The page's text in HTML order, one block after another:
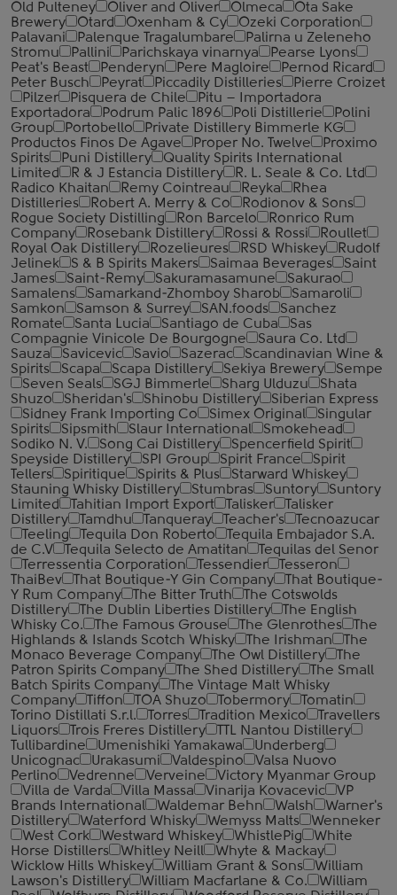
Old Pulteney
Oliver and Oliver Olmeca
Ota Sake
Brewery
Otard Oxenham & Cy
Ozeki Corporation
Palavani
Palenque Tragalumbare
Palirna u Zeleneho
Stromu
Pallini Parichskaya vinarnya
Pearse Lyons
Peat's Beast
Penderyn Pere Magloire
Pernod Ricard
Peter Busch
Peyrat Piccadily Distilleries
Pierre Croizet
Pilzer
Pisquera de Chile
Pitu – Importadora
Exportadora
Podrum Palic 1896 Poli Distillerie
Polini
Group
Portobello
Private Distillery Bimmerle KG
Productos Finos De Agave
Proper No. Twelve
Proximo
Spirits
Puni Distillery
Quality Spirits International
Limited
R & J Estancia Distillery
R. L. Seale & Co. Ltd
Radico Khaitan
Remy Cointreau Reyka
Rhea
Distilleries
Robert A. Merry & Co
Rodionov & Sons
Rogue Society Distilling
Ron Barcelo
Ronrico Rum
Company
Rosebank Distillery Rossi & Rossi
Roullet
Royal Oak Distillery
Rozelieures RSD Whiskey
Rudolf
Jelinek
S & B Spirits Makers Saimaa Beverages
Saint
James
Saint-Remy Sakuramasamune
Sakurao
Samalens
Samarkand-Zhomboy Sharob
Samaroli
Samkon
Samson & Surrey SAN.foods
Sanchez
Romate
Santa Lucia Santiago de Cuba
Sas
Compagnie Vinicole De Bourgogne
Saura Co. Ltd
Sauza
Savicevic Savio Sazerac
Scandinavian Wine &
Spirits
Scapa Scapa Distillery Sekiya Brewery
Sempe
Seven Seals
SGJ Bimmerle Sharg Ulduzu
Shata
Shuzo
Sheridan's Shinobu Distillery
Siberian Express
Sidney Frank Importing Co
Simex Original
Singular
Spirits
Sipsmith Slaur International
Smokehead
Sodiko N. V.
Song Cai Distillery
Spencerfield Spirit
Speyside Distillery
SPI Group Spirit France
Spirit
Tellers
Spiritique Spirits & Plus
Starward Whiskey
Stauning Whisky Distillery
Stumbras Suntory
Suntory
Limited
Tahitian Import Export Talisker
Talisker
Distillery
Tamdhu Tanqueray Teacher's
Tecnoazucar
Teeling
Tequila Don Roberto
Tequila Embajador S.A.
de C.V
Tequila Selecto de Amatitan
Tequilas del Senor
Terressentia Corporation
Tessendier
Tesseron
ThaiBev
That Boutique-Y Gin Company
That Boutique-
Y Rum Company
The Bitter Truth
The Cotswolds
Distillery
The Dublin Liberties Distillery
The English
Whisky Co.
The Famous Grouse The Glenrothes
The
Highlands & Islands Scotch Whisky
The Irishman
The
Monaco Beverage Company
The Owl Distillery
The
Patron Spirits Company
The Shed Distillery
The Small
Batch Spirits Company
The Vintage Malt Whisky
Company
Tiffon TOA Shuzo Tobermory
Tomatin
Torino Distillati S.r.l.
Torres Tradition Mexico
Travellers
Liquors
Trois Freres Distillery
TTL Nantou Distillery
Tullibardine
Umenishiki Yamakawa
Underberg
Unicognac
Urakasumi Valdespino
Valsa Nuovo
Perlino
Vedrenne Verveine
Victory Myanmar Group
Villa de Varda
Villa Massa Vinarija Kovacevic
VP
Brands International
Waldemar Behn Walsh
Warner's
Distillery
Waterford Whisky Wemyss Malts
Wenneker
West Cork
Westward Whiskey WhistlePig
White
Horse Distillers
Whitley Neill
Whyte & Mackay
Wicklow Hills Whiskey
William Grant & Sons
William
Lawson's Distillery
William Macfarlane & Co.
William